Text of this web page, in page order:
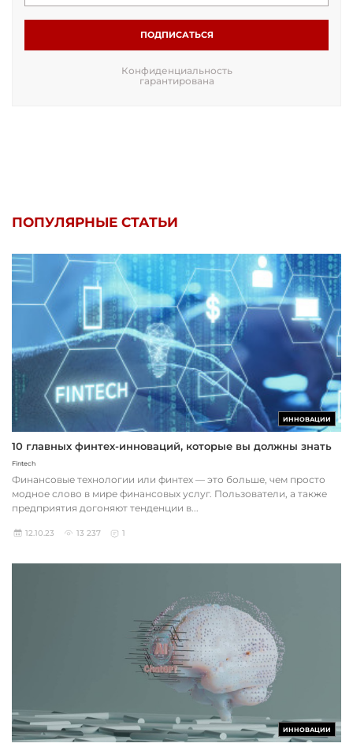
ПОДПИСАТЬСЯ
Конфиденциальность
гарантирована
ПОПУЛЯРНЫЕ СТАТЬИ
ИННОВАЦИИ
10 главных финтех-инноваций, которые вы должны знать
Fintech
Финансовые технологии или финтех — это больше, чем просто
модное слово в мире финансовых услуг. Пользователи, а также
предприятия догоняют тенденции в...
12.10.23 13 237 1
ИННОВАЦИИ